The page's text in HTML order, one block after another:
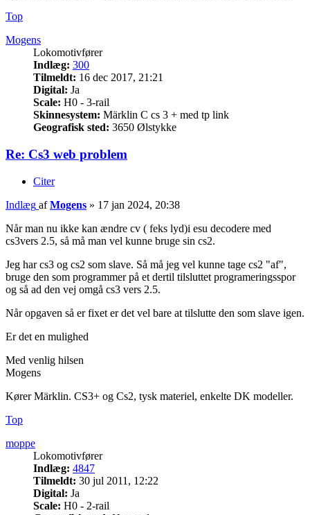
Top
Mogens
Lokomotivfører
Indlæg: 300
Tilmeldt: 16 dec 2017, 21:21
Digital: Ja
Scale: H0 - 3-rail
Skinnesystem: Märklin C cs 3 + med tp link
Geografisk sted: 3650 Ølstykke
Re: Cs3 web problem
Citer
Indlæg afMogens » 17 jan 2024, 20:38
Når man nu ikke kan ændre cv ( feks lyd)i esu decodere med
cs3vers 2.5, så må man vel kunne bruge sin cs2.
Jeg har cs3 og cs2 som slave. Så må jeg vel kunne tage cs2 "af",
bruge den som programmer på et dertil tilsluttet programeringsspor
og så ad den vej omgå cs3 vers 2.5.
Når opgaven så er fixet er det vel bare at tilslutte den som slave igen.
Er det en mulighed
Med venlig hilsen
Mogens
Kører Märklin. CS3+ og Cs2, tysk materiel, enkelte DK modeller.
Top
moppe
Lokomotivfører
Indlæg: 4847
Tilmeldt: 30 jul 2011, 12:22
Digital: Ja
Scale: H0 - 2-rail